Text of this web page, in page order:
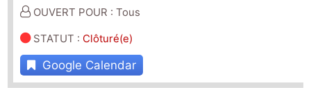
OUVERT POUR : Tous
STATUT : Clôturé(e)
Google Calendar